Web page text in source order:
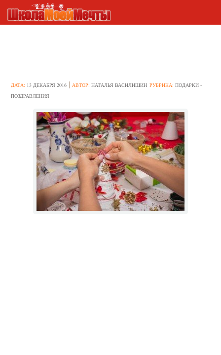
ДАТА: 13 ДЕКАБРЯ 2016 АВТОР:НАТАЛЬЯ ВАСИЛИШИН РУБРИКА:ПОДАРКИ -
ПОЗДРАВЛЕНИЯ